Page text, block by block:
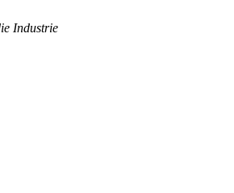
Industrie